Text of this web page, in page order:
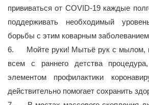
прививаться от COVID-19 каждые
поддерживать необходимый
борьбы с этим коварным
6. Мойте руки! Мытьё рук с мылом,
всем с раннего детства
элементом профилактики
действительно помогает сохранить